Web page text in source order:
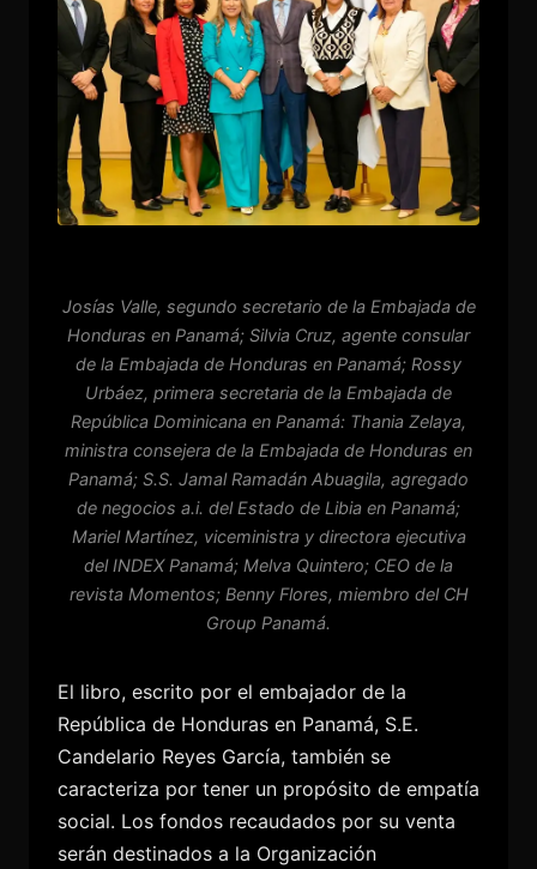
Josías Valle, segundo secretario de la Embajada de
Honduras en Panamá; Silvia Cruz, agente consular
de la Embajada de Honduras en Panamá; Rossy
Urbáez, primera secretaria de la Embajada de
República Dominicana en Panamá: Thania Zelaya,
ministra consejera de la Embajada de Honduras en
Panamá; S.S. Jamal Ramadán Abuagila, agregado
de negocios a.i. del Estado de Libia en Panamá;
Mariel Martínez, viceministra y directora ejecutiva
del INDEX Panamá; Melva Quintero; CEO de la
revista Momentos; Benny Flores, miembro del CH
Group Panamá.
El libro, escrito por el embajador de la
República de Honduras en Panamá, S.E.
Candelario Reyes García, también se
caracteriza por tener un propósito de empatía
social. Los fondos recaudados por su venta
serán destinados a la Organización